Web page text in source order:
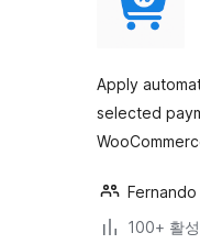
Apply
selected
Fernando
100+ 활